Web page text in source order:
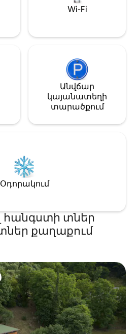
բնության
համտեսեք
ներառում է
Wi-Fi
Անվճար
կայանատեղի
տարածքում
Օդորակում
հանգստի տներ
քաղաքում
տները